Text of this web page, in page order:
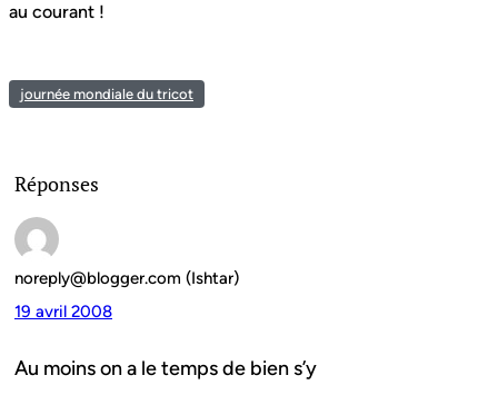
au courant !
journée mondiale du tricot
Réponses
noreply@blogger.com (Ishtar)
19 avril 2008
Au moins on a le temps de bien s’y